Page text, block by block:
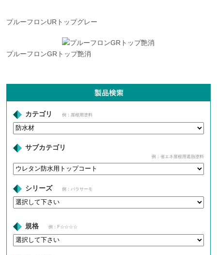
プルーフロンURトップグレー
プルーフロンGRトップ艶消
カテゴリ 例：屋根用塗料
サブカテゴリ
例：省エネ屋根用遮熱塗料
シリーズ 例：パラサーモ
規格 例：F☆☆☆☆